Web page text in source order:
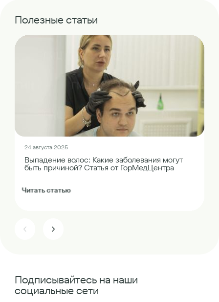
Полезные статьи
24 августа 2025
Выпадение волос: Какие заболевания могут
быть причиной? Статья от ГорМедЦентра
Читать статью
Подписывайтесь на наши
социальные сети